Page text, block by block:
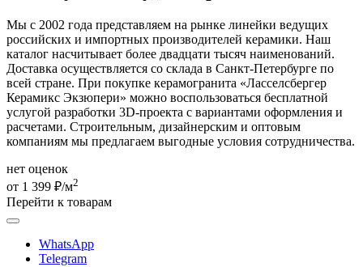
Мы с 2002 года представляем на рынке линейки ведущих
российских и импортных производителей керамики. Наш
каталог насчитывает более двадцати тысяч наименований.
Доставка осуществляется со склада в Санкт-Петербурге по
всей стране. При покупке керамогранита «Ласселсбергер
Керамикс Экзюпери» можно воспользоваться бесплатной
услугой разработки 3D-проекта с вариантами оформления и
расчетами. Строительным, дизайнерским и оптовым
компаниям мы предлагаем выгодные условия сотрудничества.
нет оценок
от 1 399 ₽/м2
Перейти к товарам
WhatsApp
Telegram